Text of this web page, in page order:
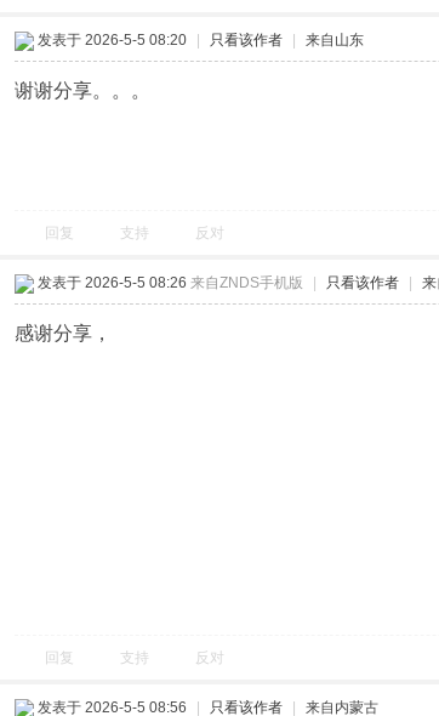
发表于 2026-5-5 08:20 只看该作者 来自山东
谢谢分享。。。
回复 支持 反对
发表于 2026-5-5 08:26 来自ZNDS手机版 只看该作者
感谢分享，
回复 支持 反对
发表于 2026-5-5 08:56 只看该作者 来自内蒙古